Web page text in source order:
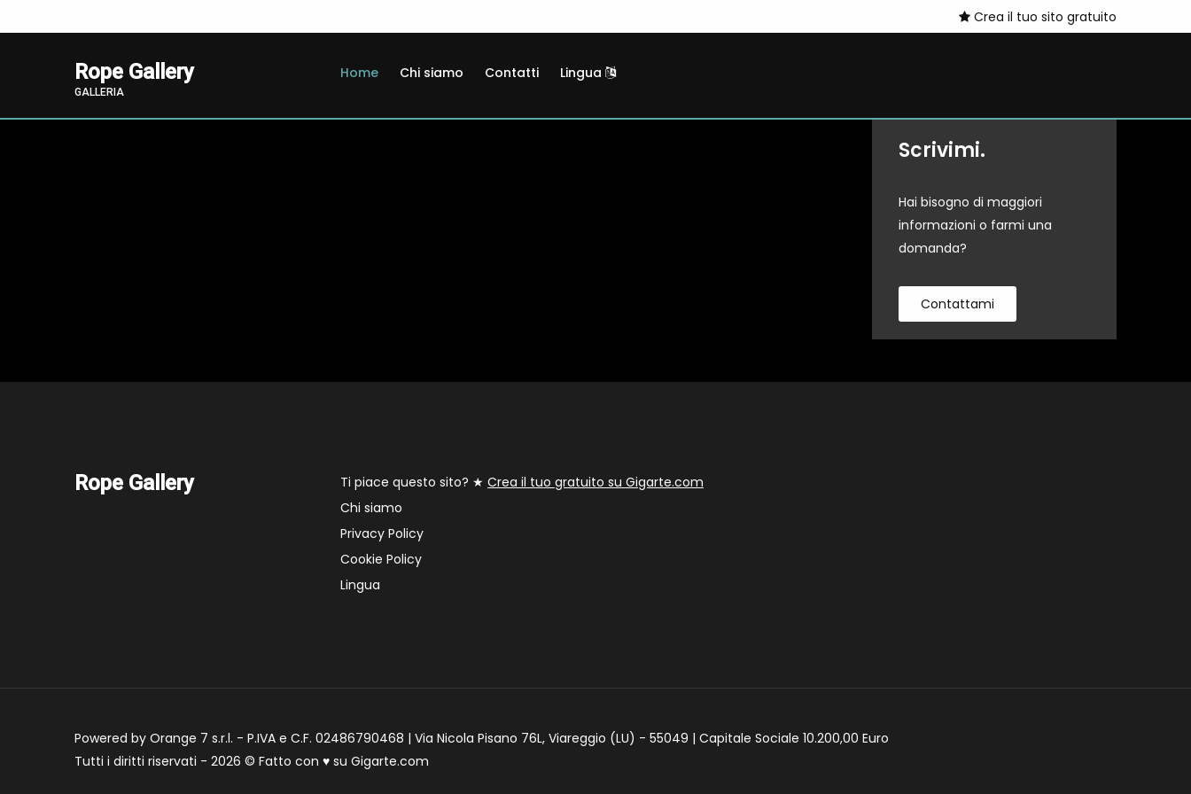
Crea il tuo sito gratuito
Rope Gallery
GALLERIA
Home Chi siamo Contatti Lingua
Scrivimi.
Hai bisogno di maggiori
informazioni o farmi una
domanda?
Contattami
Rope Gallery Ti piace questo sito? ★ Crea il tuo gratuito su Gigarte.com
Chi siamo
Privacy Policy
Cookie Policy
Lingua
Powered by Orange 7 s.r.l. - P.IVA e C.F. 02486790468 | Via Nicola Pisano 76L, Viareggio (LU) - 55049 | Capitale Sociale 10.200,00 Euro
Tutti i diritti riservati - 2026 © Fatto con ♥ su Gigarte.com